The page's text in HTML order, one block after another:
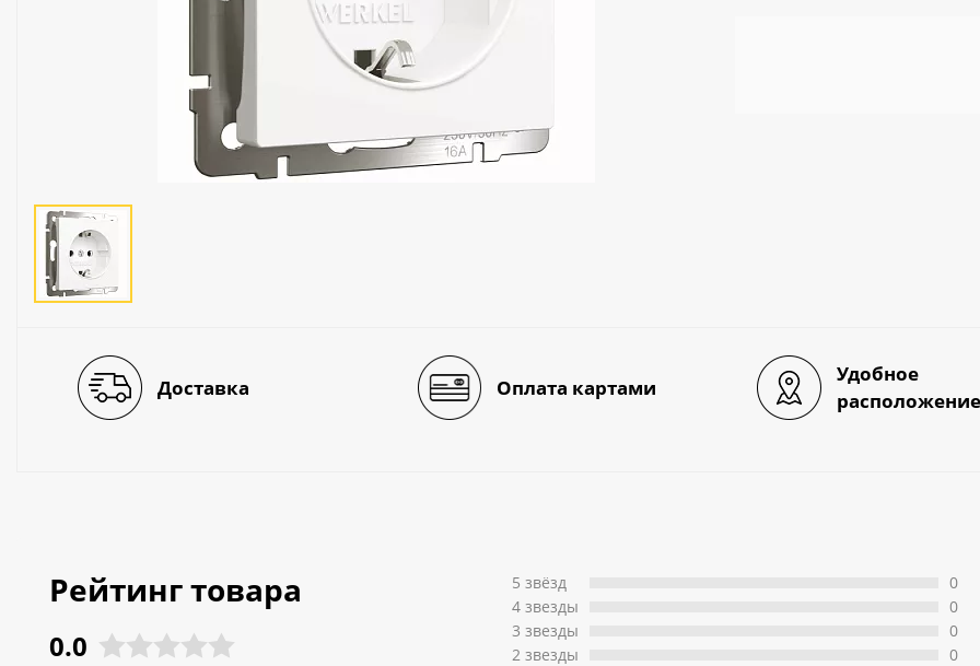
Декор и прочее
Доставка Оплата картами
Удобное
расположение
Рейтинг товара
0.0
5 звёзд
4 звeзды
3 звeзды
2 звeзды
0
0
0
0